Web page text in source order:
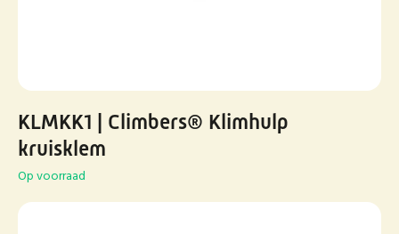
KLMKK1 | Climbers® Klimhulp
kruisklem
Op voorraad